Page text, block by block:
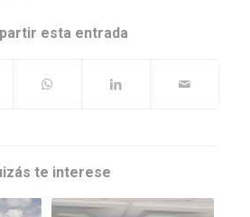
esta entrada
te interese